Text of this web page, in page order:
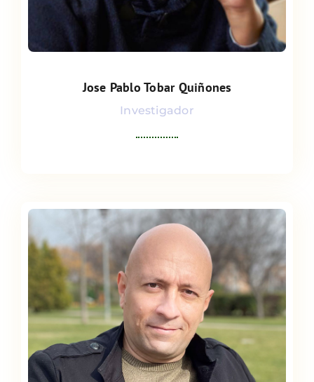
Jose Pablo Tobar Quiñones
Investigador
Jose Pablo Tobar Quiñones